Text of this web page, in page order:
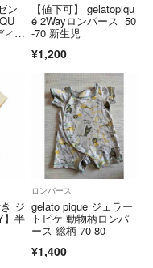
ン
ィス
【値下可】 gelatopiqu
é 2Wayロンパース 50
-70 新生児
¥1,200
ジ
】半
ロンパース
gelato pique ジェラー
トピケ 動物柄ロンパ
ース 総柄 70-80
¥1,400